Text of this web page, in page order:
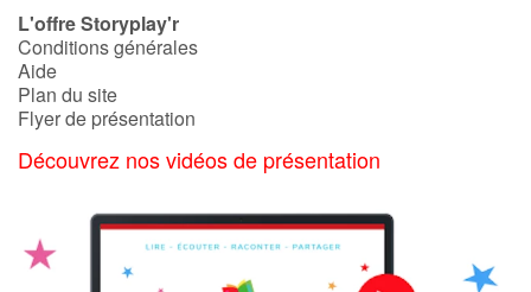
Autour du monde
Apprentissage
Art, espace, activité
En famille
L'offre Storyplay'r
Conditions générales
Aide
Plan du site
Flyer de présentation
Découvrez nos vidéos de présentation